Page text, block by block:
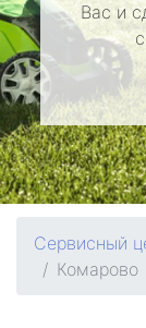
Вас и
Сервисный
Комарово